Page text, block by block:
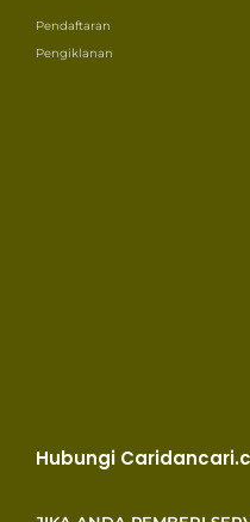
Pendaftaran
Pengiklanan
Hubungi